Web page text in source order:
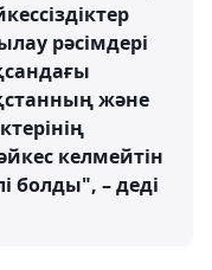
рәсімдері
және
келмейтін
болды", – деді